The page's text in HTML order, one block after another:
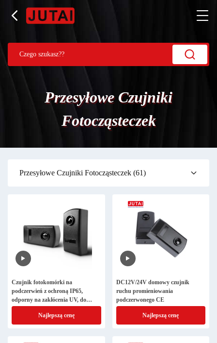
Przesyłowe Czujniki
Fotocząsteczek
Przesyłowe Czujniki Fotocząsteczek (61)
Czujnik fotokomórki na
podczerwień z ochroną IP65,
odporny na zakłócenia UV, do
automatycznych bram
Najlepszą cenę
DC12V/24V domowy czujnik
ruchu promieniowania
podczerwonego CE
Najlepszą cenę